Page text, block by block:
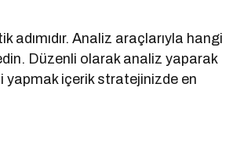
Analiz araçlarıyla hangi
Düzenli olarak analiz yaparak
yapmak içerik stratejinizde en